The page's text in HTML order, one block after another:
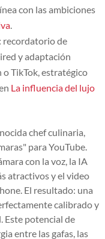
con las ambiciones
.
recordatorio de
y adaptación
TikTok, estratégico
La influencia del lujo
chef culinaria,
para YouTube.
con la voz, la IA
atractivos y el video
El resultado: una
calibrado y
Este potencial de
entre las gafas, las